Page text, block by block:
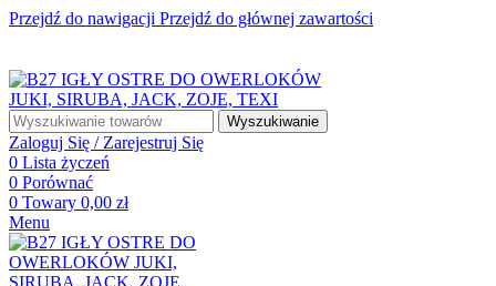
Przejdź do nawigacji Przejdź do głównej zawartości
Wyszukiwanie
Zaloguj Się / Zarejestruj Się
0 Lista życzeń
0 Porównać
0 Towary 0,00 zł
Menu